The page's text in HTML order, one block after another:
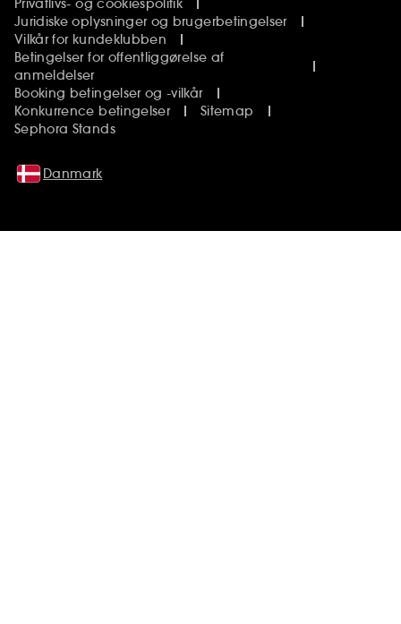
Privatlivs- og cookiespolitik
Juridiske oplysninger og brugerbetingelser
Vilkår for kundeklubben
Betingelser for offentliggørelse af
anmeldelser
Booking betingelser og -vilkår
Konkurrence betingelser
Sitemap
Sephora Stands
Danmark